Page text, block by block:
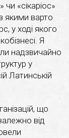
«сікаріос»
якими варто
у ході якого
Я
надзвичайно
у
Латинській
що
від